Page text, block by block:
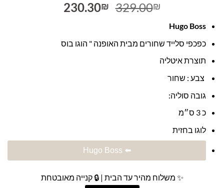
329.00₪
המחיר
329.00₪.
230.30₪
המחיר
230.30₪.
Hugo Boss
כפכפי סלייד שחורים מבית האופנה " הוגו בוס
תוצרת איטליה
צבע : שחור
גובה סוליה:
כ 3 ס״מ
לוגו בחזית
⬅️ Hugo Boss
✨ משלוח מהיר עד הבית | 🔒 קנייה מאובטחת